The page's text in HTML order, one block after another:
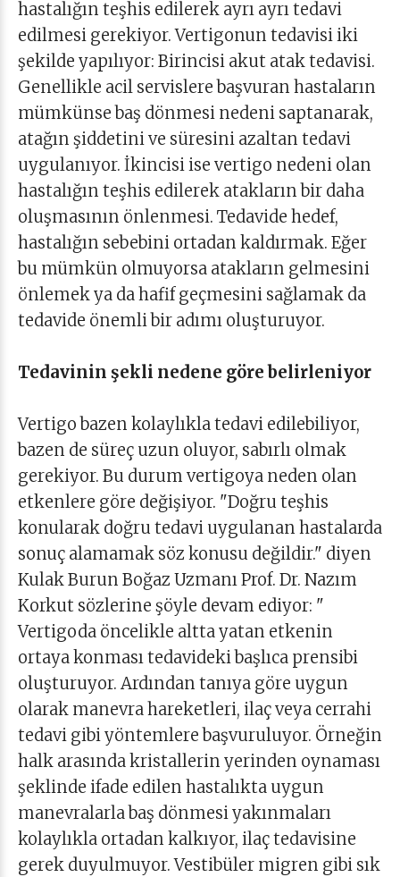
hastalığın teşhis edilerek ayrı ayrı tedavi
edilmesi gerekiyor. Vertigonun tedavisi iki
şekilde yapılıyor: Birincisi akut atak tedavisi.
Genellikle acil servislere başvuran hastaların
mümkünse baş dönmesi nedeni saptanarak,
atağın şiddetini ve süresini azaltan tedavi
uygulanıyor. İkincisi ise vertigo nedeni olan
hastalığın teşhis edilerek atakların bir daha
oluşmasının önlenmesi. Tedavide hedef,
hastalığın sebebini ortadan kaldırmak. Eğer
bu mümkün olmuyorsa atakların gelmesini
önlemek ya da hafif geçmesini sağlamak da
tedavide önemli bir adımı oluşturuyor.
Tedavinin şekli nedene göre belirleniyor
Vertigo bazen kolaylıkla tedavi edilebiliyor,
bazen de süreç uzun oluyor, sabırlı olmak
gerekiyor. Bu durum vertigoya neden olan
etkenlere göre değişiyor. "Doğru teşhis
konularak doğru tedavi uygulanan hastalarda
sonuç alamamak söz konusu değildir." diyen
Kulak Burun Boğaz Uzmanı Prof. Dr. Nazım
Korkut sözlerine şöyle devam ediyor: "
Vertigoda öncelikle altta yatan etkenin
ortaya konması tedavideki başlıca prensibi
oluşturuyor. Ardından tanıya göre uygun
olarak manevra hareketleri, ilaç veya cerrahi
tedavi gibi yöntemlere başvuruluyor. Örneğin
halk arasında kristallerin yerinden oynaması
şeklinde ifade edilen hastalıkta uygun
manevralarla baş dönmesi yakınmaları
kolaylıkla ortadan kalkıyor, ilaç tedavisine
gerek duyulmuyor. Vestibüler migren gibi sık